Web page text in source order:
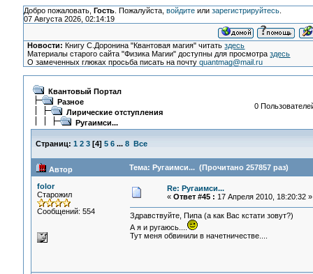
Добро пожаловать, Гость. Пожалуйста, войдитеили зарегистрируйтесь.
07 Августа 2026, 02:14:19
Новости: Книгу С.Доронина "Квантовая магия" читатьздесь
Материалы старого сайта "Физика Магии" доступны для просмотраздесь
О замеченных глюках просьба писать на почтуquantmag@mail.ru
Квантовый Портал
Разное
Лирические отступления
Ругаимси...
0
Страниц: 1 2 3[4] 5 6 ... 8 Все
Автор Тема: Ругаимси... (Прочитано 257857 раз)
folor
Старожил
Сообщений: 554
Re: Ругаимси...
« Ответ #45 : 17 Апреля 2010, 18:20:32 »
Здравствуйте, Пипа (а как Вас кстати зовут?)
А я и ругаюсь....
Тут меня обвинили в начетничестве....